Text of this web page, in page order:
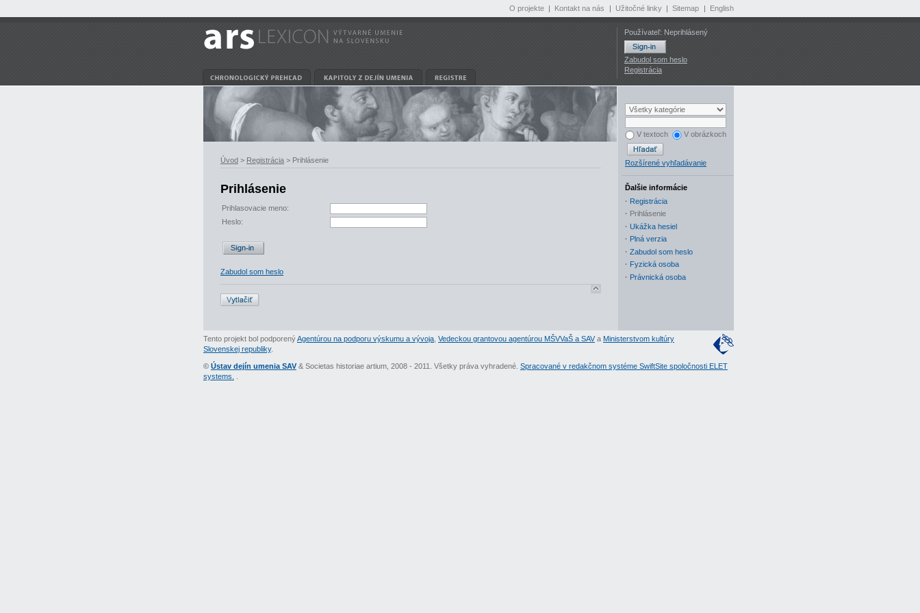
O projekte | Kontakt na nás | Užitočné linky | Sitemap | English
Používateľ: Neprihlásený
Zabudol som heslo
Registrácia
Úvod > Registrácia > Prihlásenie
Prihlásenie
Prihlasovacie meno:
Heslo:
Zabudol som heslo
V textoch V obrázkoch
Rozšírené vyhľadávanie
Ďalšie informácie
· Registrácia
· Prihlásenie
· Ukážka hesiel
· Plná verzia
· Zabudol som heslo
· Fyzická osoba
· Právnická osoba
Tento projekt bol podporenýAgentúrou na podporu výskumu a vývoja Vedeckou grantovou agentúrou MŠVVaŠ a SAVa Ministerstvom kultúry
Slovenskej republiky.
© Ústav dejín umenia SAV & Societas historiae artium, 2008 - 2011. Všetky práva vyhradené. Spracované v redakčnom systéme SwiftSite spoločnosti ELET
systems.